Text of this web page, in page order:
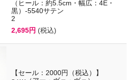
（ヒール：約5.5cm・幅広：4E・
黒）-5540サテン
2
2,695円 (税込)
【セール：2000円（税込）】